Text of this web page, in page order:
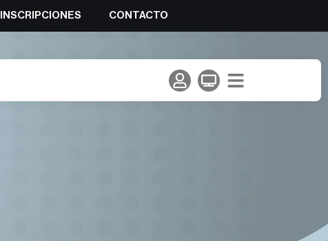
INSCRIPCIONES CONTACTO
el mes de septiembre de